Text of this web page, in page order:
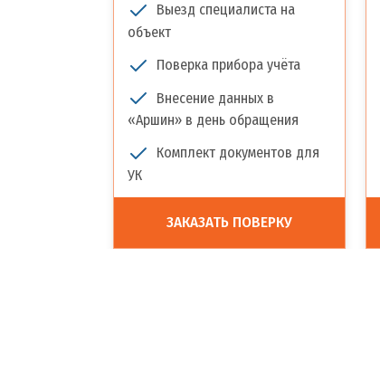
Выезд специалиста на
объект
Поверка прибора учёта
Внесение данных в
«Аршин» в день обращения
Комплект документов для
УК
ЗАКАЗАТЬ ПОВЕРКУ